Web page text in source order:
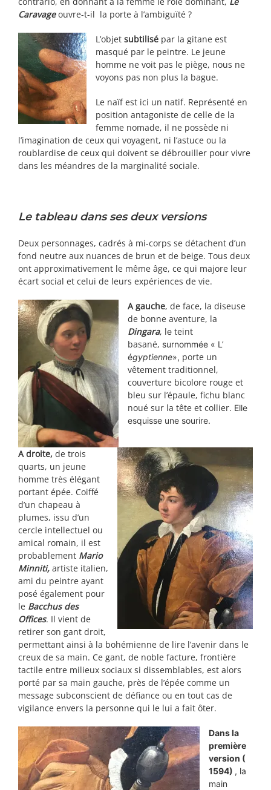
Caravageouvre-t-il la porte à l’ambiguïté ?
L’objet subtilisé par la gitane est
masqué par le peintre. Le jeune
homme ne voit pas le piège, nous ne
voyons pas non plus la bague.
Le naïf est ici un natif. Représenté en
position antagoniste de celle de la
femme nomade, il ne possède ni
l’imagination de ceux qui voyagent, ni l’astuce ou la
roublardise de ceux qui doivent se débrouiller pour vivre
dans les méandres de la marginalité sociale.
Le tableau dans ses deux versions
Deux personnages, cadrés à mi-corps se détachent d’un
fond neutre aux nuances de brun et de beige. Tous deux
ont approximativement le même âge, ce qui majore leur
écart social et celui de leurs expériences de vie.
A gauche, de face, la diseuse
de bonne aventure, la
Dingara, le teint
basané, surnommée « L’
égyptienne», porte un
vêtement traditionnel,
couverture bicolore rouge et
bleu sur l’épaule, fichu blanc
noué sur la tête et collier. Elle
esquisse une sourire.
A droite, de trois
quarts, un jeune
homme très élégant
portant épée. Coiffé
d’un chapeau à
plumes, issu d’un
cercle intellectuel ou
amical romain, il est
probablement Mario
Minniti, artiste italien,
ami du peintre ayant
posé également pour
le Bacchus des
Offices. Il vient de
retirer son gant droit,
permettant ainsi à la bohémienne de lire l’avenir dans le
creux de sa main. Ce gant, de noble facture, frontière
tactile entre milieux sociaux si dissemblables, est alors
porté par sa main gauche, près de l’épée comme un
message subconscient de défiance ou en tout cas de
vigilance envers la personne qui le lui a fait ôter.
Dans la
première
version (
1594) , la
main